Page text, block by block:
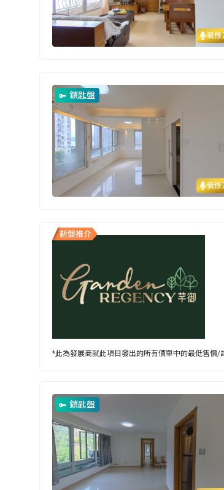
裝修
裝修
鎖匙盤
*此為發展商就此項目發出的所有價單中的最低售價/
鎖匙盤